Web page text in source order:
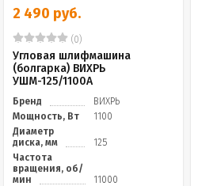
2 490 руб.
(0)
Угловая шлифмашина
(болгарка) ВИХРЬ
УШМ-125/1100А
Бренд
ВИХРЬ
Мощность, Вт
1100
Диаметр
диска, мм
125
Частота
вращения, об/
мин
11000